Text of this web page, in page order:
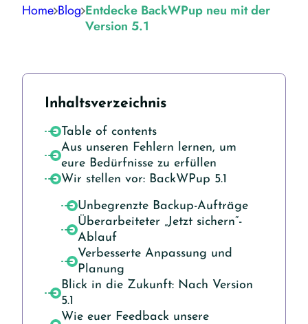
Home Blog Entdecke BackWPup neu mit der
Version 5.1
Inhaltsverzeichnis
Table of contents
Aus unseren Fehlern lernen, um
eure Bedürfnisse zu erfüllen
Wir stellen vor: BackWPup 5.1
Unbegrenzte Backup-Aufträge
Überarbeiteter „Jetzt sichern“-
Ablauf
Verbesserte Anpassung und
Planung
Blick in die Zukunft: Nach Version
5.1
Wie euer Feedback unsere